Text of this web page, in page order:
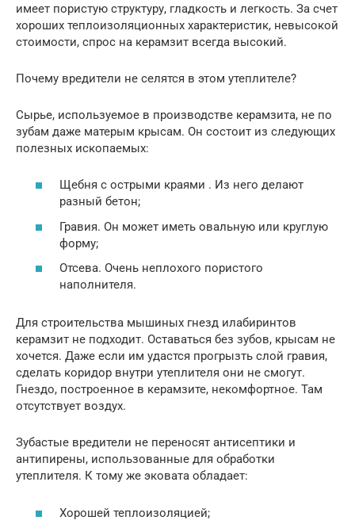
имеет пористую структуру, гладкость и легкость. За счет
хороших теплоизоляционных характеристик, невысокой
стоимости, спрос на керамзит всегда высокий.
Почему вредители не селятся в этом утеплителе?
Сырье, используемое в производстве керамзита, не по
зубам даже матерым крысам. Он состоит из следующих
полезных ископаемых:
Щебня с острыми краями . Из него делают
разный бетон;
Гравия. Он может иметь овальную или круглую
форму;
Отсева. Очень неплохого пористого
наполнителя.
Для строительства мышиных гнезд илабиринтов
керамзит не подходит. Оставаться без зубов, крысам не
хочется. Даже если им удастся прогрызть слой гравия,
сделать коридор внутри утеплителя они не смогут.
Гнездо, построенное в керамзите, некомфортное. Там
отсутствует воздух.
Зубастые вредители не переносят антисептики и
антипирены, использованные для обработки
утеплителя. К тому же эковата обладает:
Хорошей теплоизоляцией;